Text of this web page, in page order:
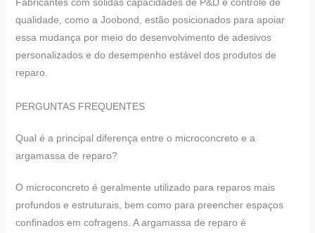
Fabricantes com sólidas capacidades de P&D e controle de
qualidade, como a Joobond, estão posicionados para apoiar
essa mudança por meio do desenvolvimento de adesivos
personalizados e do desempenho estável dos produtos de
reparo.
PERGUNTAS FREQUENTES
Qual é a principal diferença entre o microconcreto e a
argamassa de reparo?
O microconcreto é geralmente utilizado para reparos mais
profundos e estruturais, bem como para preencher espaços
confinados em cofragens. A argamassa de reparo é